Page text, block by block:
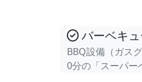
バーベキ
BBQ設備（ガス
0分の「スーパー